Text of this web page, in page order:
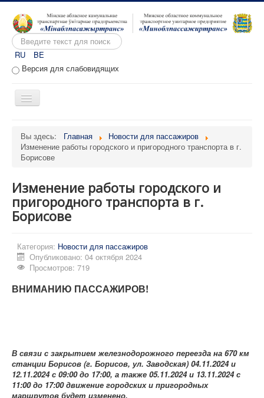
Искать...
RU
BE
Версия для слабовидящих
Включить/
О предприятии
Обращения
Административные процедуры
Расписание движения
Портал перевозчиков
Контрольно-ревизорская служба
Карта сайта
Вы здесь: Главная
Новости для пассажиров
Изменение работы городского и пригородного транспорта в г.
Борисове
Изменение работы городского и
пригородного транспорта в г.
Борисове
Категория: Новости для пассажиров
Опубликовано: 04 октября 2024
Просмотров: 719
ВНИМАНИЮ ПАССАЖИРОВ!
В связи с закрытием железнодорожного переезда на 670 км
станции Борисов (г. Борисов, ул. Заводская) 04.11.2024 и
12.11.2024 с 09:00 до 17:00, а также 05.11.2024 и 13.11.2024 с
11:00 до 17:00движение городских и пригородных
маршрутов будет изменено.